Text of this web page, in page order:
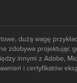
dużą wagę
zdobywa projektując
innymi z Adobe,
i certyfikatów